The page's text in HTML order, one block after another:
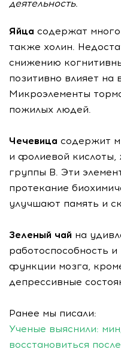
деятельность.
Яйца содержат
также холин.
снижению
позитивно влияет на
Микроэлементы
пожилых людей.
Чечевица содержит
и фолиевой кислоты,
группы В. Эти
протекание
улучшают память и
Зеленый чай на
работоспособность
функции мозга,
депрессивные
Ранее мы писали:
Ученые выяснили:
восстановиться